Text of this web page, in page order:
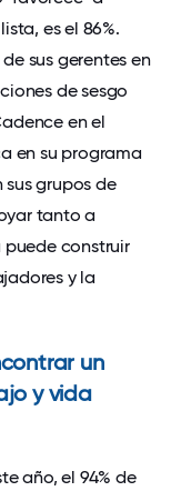
es el 86%.
sus gerentes en
de sesgo
en el
en su programa
grupos de
tanto a
puede construir
y la
un
y vida
año, el 94% de